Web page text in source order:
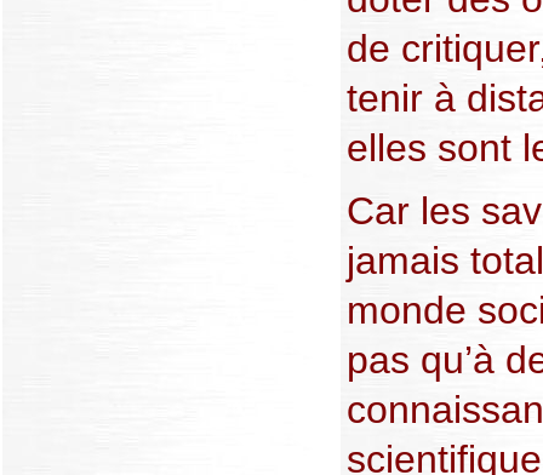
de
tenir à
elles sont
Car les
jamais
monde
pas qu’à